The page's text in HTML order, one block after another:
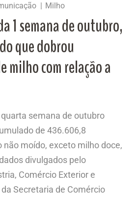
Milho
1 semana de outubro,
que dobrou
milho com relação a
semana de outubro
de 436.606,8
não moído, exceto milho doce,
divulgados pelo
Comércio Exterior e
Secretaria de Comércio